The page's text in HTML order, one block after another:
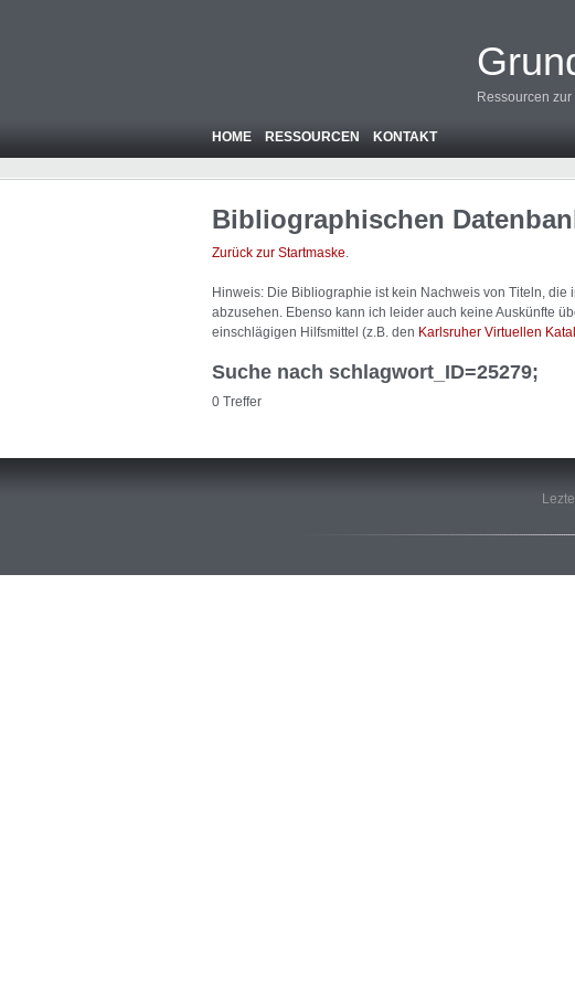
Ressourcen
HOME RESSOURCEN KONTAKT
Bibliographischen
Zurück zur Startmaske.
Hinweis: Die Bibliographie ist kein Nachweis von Titeln, die
abzusehen. Ebenso kann ich leider auch keine Auskünfte
einschlägigen Hilfsmittel (z.B. den Karlsruher Virtuellen
Suche nach schlagwort_ID=25279;
0 Treffer